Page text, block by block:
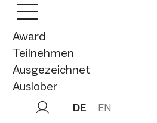
Award
Teilnehmen
Ausgezeichnet
Auslober
DE EN